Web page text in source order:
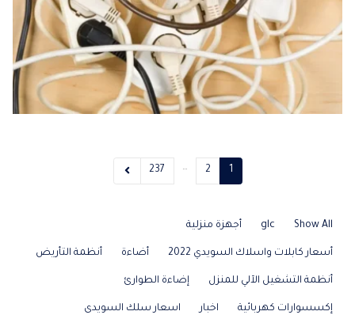
1
2
…
237
Show All
glc أجهزة منزلية
أسعار كابلات واسلاك السويدي 2022 أضاءة أنظمة التأريض
أنظمة التشغيل الآلي للمنزل إضاءة الطوارئ
إكسسوارات كهربائية اخبار اسعار سلك السويدى